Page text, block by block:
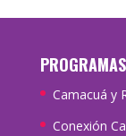
PROGRAMAS
Camacuá y
Conexión